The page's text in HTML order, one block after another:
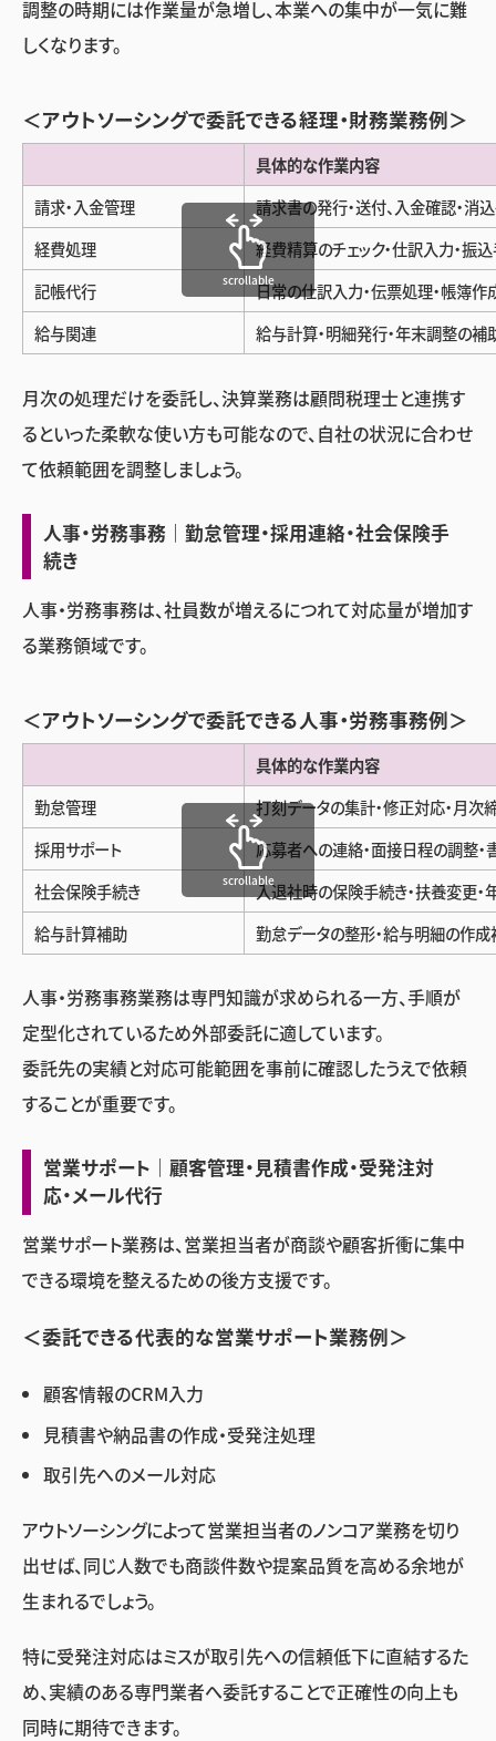
調整の時期には作業量が急増し、本業への集中が一気に難
しくなります。
＜アウトソーシングで委託できる経理・財務業務例＞
具体的な作業内容
請求・入金管理
請求書の発行・送付、入金確認・消
経費処理
経費精算のチェック・仕訳入力・振
記帳代行
日常の仕訳入力・伝票処理・帳簿作
給与関連
給与計算・明細発行・年末調整の補
scrollable
月次の処理だけを委託し、決算業務は顧問税理士と連携す
るといった柔軟な使い方も可能なので、自社の状況に合わせ
て依頼範囲を調整しましょう。
人事・労務事務｜勤怠管理・採用連絡・社会保険手
続き
人事・労務事務は、社員数が増えるにつれて対応量が増加す
る業務領域です。
＜アウトソーシングで委託できる人事・労務事務例＞
具体的な作業内容
勤怠管理
打刻データの集計・修正対応・月次
採用サポート
応募者への連絡・面接日程の調整・
社会保険手続き
入退社時の保険手続き・扶養変更・
給与計算補助
勤怠データの整形・給与明細の作
scrollable
人事・労務事務業務は専門知識が求められる一方、手順が
定型化されているため外部委託に適しています。
委託先の実績と対応可能範囲を事前に確認したうえで依頼
することが重要です。
営業サポート｜顧客管理・見積書作成・受発注対
応・メール代行
営業サポート業務は、営業担当者が商談や顧客折衝に集中
できる環境を整えるための後方支援です。
＜委託できる代表的な営業サポート業務例＞
顧客情報のCRM入力
見積書や納品書の作成・受発注処理
取引先へのメール対応
アウトソーシングによって営業担当者のノンコア業務を切り
出せば、同じ人数でも商談件数や提案品質を高める余地が
生まれるでしょう。
特に受発注対応はミスが取引先への信頼低下に直結するた
め、実績のある専門業者へ委託することで正確性の向上も
同時に期待できます。